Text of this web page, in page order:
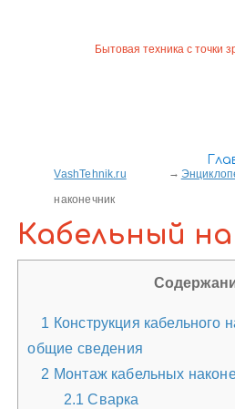
Бытовая техника с точки
VashTehnik.ru
наконечник
Кабельный
1 Конструкция кабельного
общие сведения
2 Монтаж кабельных
2.1 Сварка